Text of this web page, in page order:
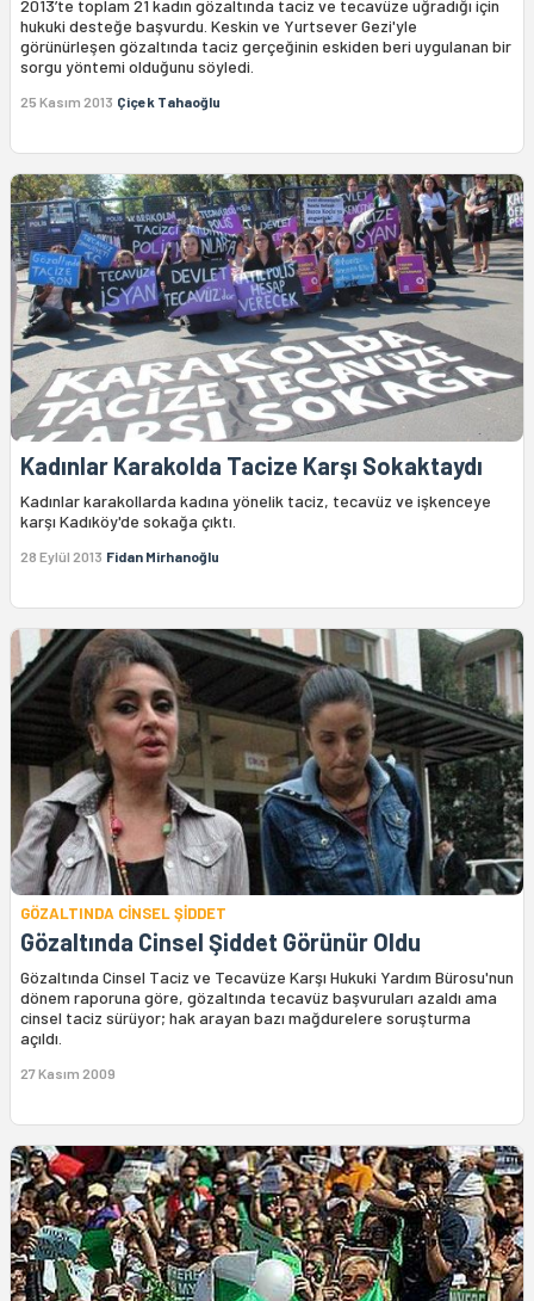
2013’te toplam 21 kadın gözaltında taciz ve tecavüze uğradığı için
hukuki desteğe başvurdu. Keskin ve Yurtsever Gezi'yle
görünürleşen gözaltında taciz gerçeğinin eskiden beri uygulanan bir
sorgu yöntemi olduğunu söyledi.
25 Kasım 2013 Çiçek Tahaoğlu
Kadınlar Karakolda Tacize Karşı Sokaktaydı
Kadınlar karakollarda kadına yönelik taciz, tecavüz ve işkenceye
karşı Kadıköy'de sokağa çıktı.
28 Eylül 2013 Fidan Mirhanoğlu
GÖZALTINDA CİNSEL ŞİDDET
Gözaltında Cinsel Şiddet Görünür Oldu
Gözaltında Cinsel Taciz ve Tecavüze Karşı Hukuki Yardım Bürosu'nun
dönem raporuna göre, gözaltında tecavüz başvuruları azaldı ama
cinsel taciz sürüyor; hak arayan bazı mağdurelere soruşturma
açıldı.
27 Kasım 2009